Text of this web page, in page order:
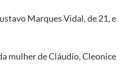
Marques Vidal, de 21, e
mulher de Cláudio, Cleonice